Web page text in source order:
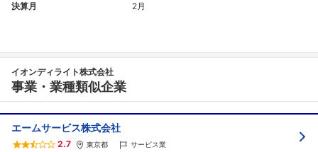
決算月 2月
イオンディライト株式会社
事業・業種類似企業
エームサービス株式会社
2.7 東京都 サービス業